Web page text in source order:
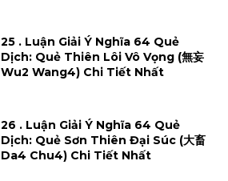
25 . Luận Giải Ý Nghĩa 64 Quẻ
Dịch: Quẻ Thiên Lôi Vô Vọng (無妄
Wu2 Wang4) Chi Tiết Nhất
26 . Luận Giải Ý Nghĩa 64 Quẻ
Dịch: Quẻ Sơn Thiên Đại Súc (大畜
Da4 Chu4) Chi Tiết Nhất